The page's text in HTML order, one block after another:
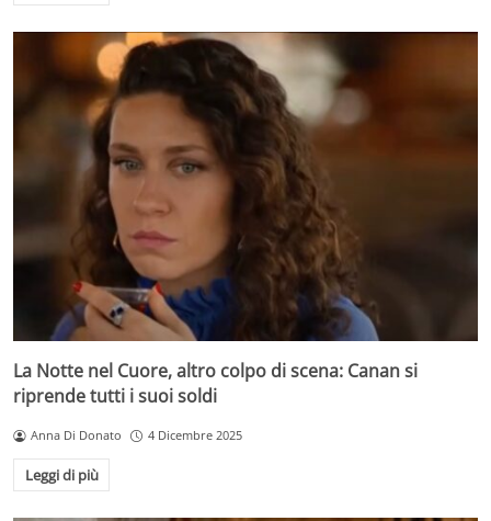
La Notte nel Cuore, altro colpo di scena: Canan si
riprende tutti i suoi soldi
Anna Di Donato 4 Dicembre 2025
Leggi di più